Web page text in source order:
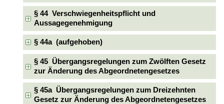
§ 44 Verschwiegenheitspflicht und
Aussagegenehmigung
§ 44a (aufgehoben)
§ 45 Übergangsregelungen zum Zwölften Gesetz
zur Änderung des Abgeordnetengesetzes
§ 45a Übergangsregelungen zum Dreizehnten
Gesetz zur Änderung des Abgeordnetengesetzes